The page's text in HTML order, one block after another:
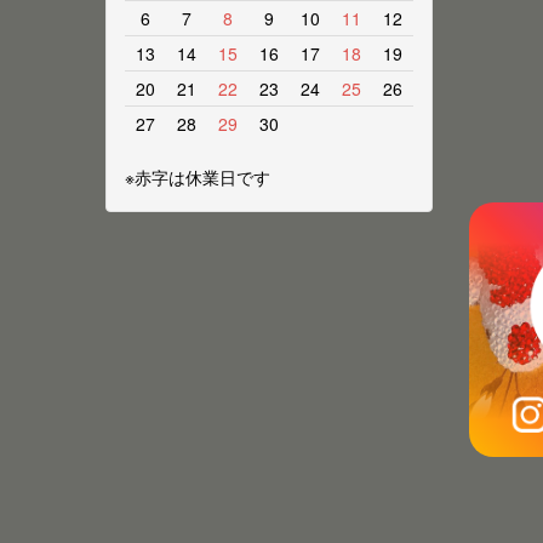
6 7 8 9 10 11
12
13
14 15 16 17 18
19
20
21 22 23 24 25
26
27
28 29 30
※赤字は休業日です